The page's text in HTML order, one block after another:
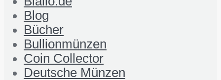
Blog
Bücher
Bullionmünzen
Coin Collector
Deutsche Münzen